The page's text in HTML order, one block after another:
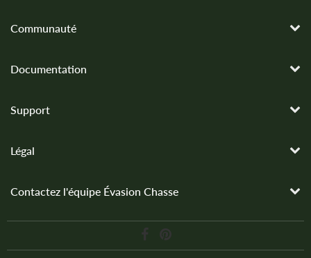
Communauté
Documentation
Support
Légal
Contactez l'équipe Évasion Chasse